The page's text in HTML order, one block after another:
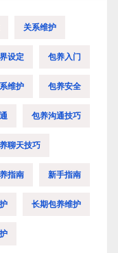
关系维护
设定 包养入门
维护 包养安全
包养沟通技巧
聊天技巧
指南 新手指南
长期包养维护